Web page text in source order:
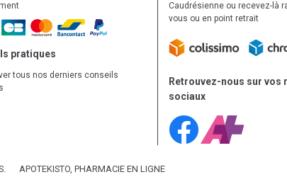
pratiques
tous nos derniers conseils
Caudrésienne ou recevez-là
vous ou en point retrait
Retrouvez-nous sur vos
sociaux
APOTEKISTO, PHARMACIE EN LIGNE